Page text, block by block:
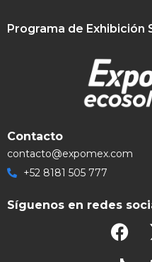
Programa de Exhibición
Contacto
contacto@expomex.com
+52 8181 505 777
Síguenos en redes